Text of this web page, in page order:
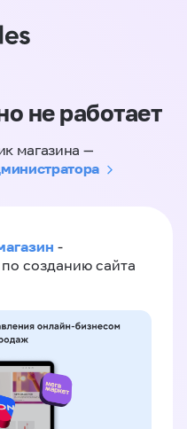
не работает
магазина —
-
созданию сайта